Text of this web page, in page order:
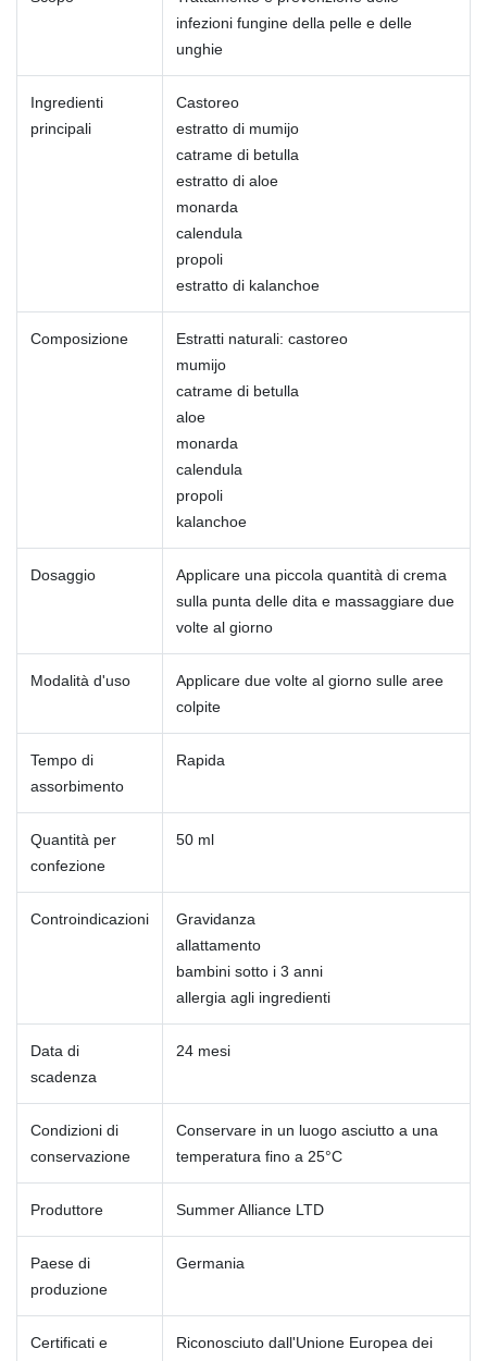
infezioni fungine della pelle e delle
unghie
Ingredienti
principali
Castoreo
estratto di mumijo
catrame di betulla
estratto di aloe
monarda
calendula
propoli
estratto di kalanchoe
Composizione
Estratti naturali: castoreo
mumijo
catrame di betulla
aloe
monarda
calendula
propoli
kalanchoe
Dosaggio
Applicare una piccola quantità di crema
sulla punta delle dita e massaggiare due
volte al giorno
Modalità d'uso
Applicare due volte al giorno sulle aree
colpite
Tempo di
assorbimento
Rapida
Quantità per
confezione
50 ml
Controindicazioni
Gravidanza
allattamento
bambini sotto i 3 anni
allergia agli ingredienti
Data di
scadenza
24 mesi
Condizioni di
conservazione
Conservare in un luogo asciutto a una
temperatura fino a 25°C
Produttore Summer Alliance LTD
Paese di
produzione
Germania
Certificati e
Riconosciuto dall'Unione Europea dei